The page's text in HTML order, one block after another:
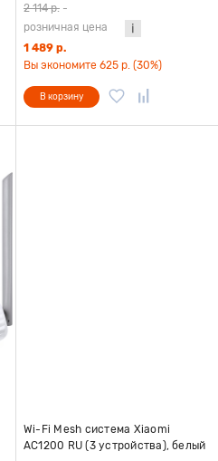
2 114 р. -
розничная цена
1 489 р.
Вы экономите 625 р. (30%)
В корзину
Wi-Fi Mesh система Xiaomi
AC1200 RU (3 устройства), белый